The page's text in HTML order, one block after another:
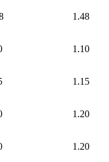
1.48
1.10
1.15
1.20
1.20